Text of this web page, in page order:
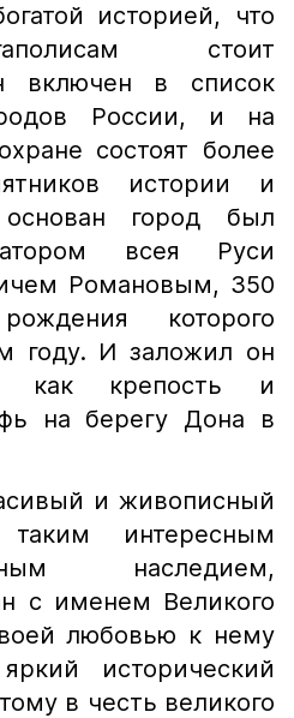
историей, что
стоит
включен в список
России, и на
состоят более
истории и
город был
всея Руси
Романовым, 350
которого
году. И заложил он
как крепость и
на берегу Дона в
и живописный
интересным
наследием,
с именем Великого
любовью к нему
исторический
в честь великого